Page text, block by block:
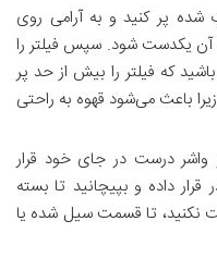
شده پر کنید و به آرامی روی
آن یکدست شود. سپس فیلتر را
که فیلتر را بیش از حد پر
باعث می‌شود قهوه به راحتی
واشر درست در جای خود قرار
قرار داده و بپیچانید تا بسته
تا قسمت سیل شده یا